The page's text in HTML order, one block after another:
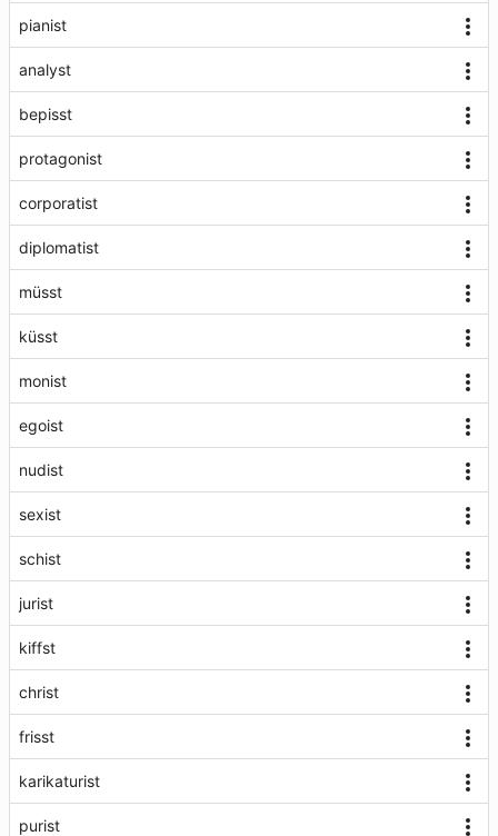
pianist
analyst
bepisst
protagonist
corporatist
diplomatist
müsst
küsst
monist
egoist
nudist
sexist
schist
jurist
kiffst
christ
frisst
karikaturist
purist